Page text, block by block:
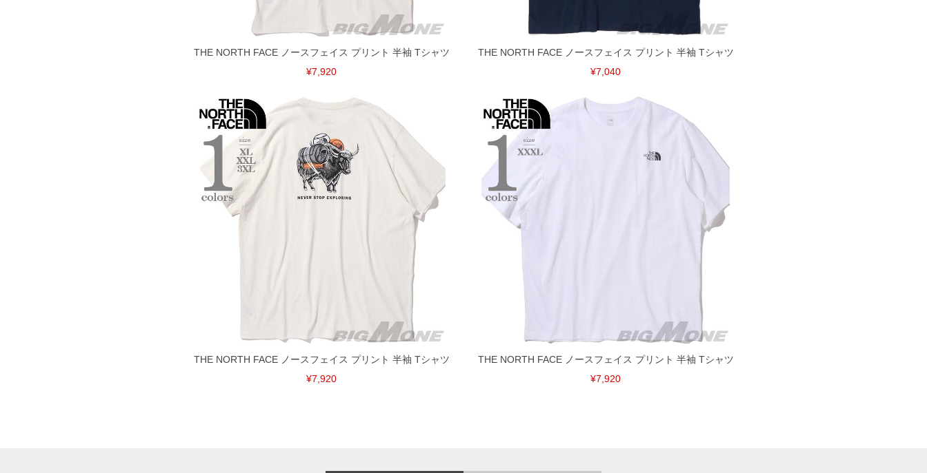
THE NORTH FACE ノースフェイス プリント 半袖 Tシャツ
¥7,920
THE NORTH FACE ノースフェイス プリント 半袖 Tシャツ
¥7,040
THE NORTH FACE ノースフェイス プリント 半袖 Tシャツ
¥7,920
THE NORTH FACE ノースフェイス プリント 半袖 Tシャツ
¥7,920